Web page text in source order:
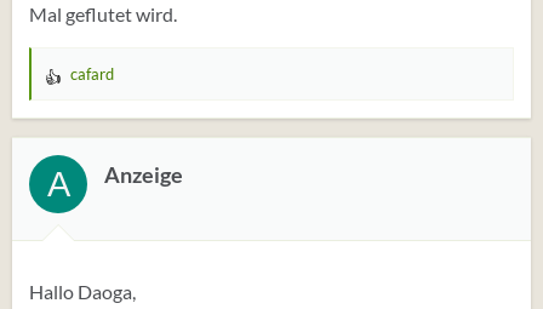
Mal geflutet wird.
W
r
t
u
n
n
cafard
A Anzeige
Hallo Daoga,